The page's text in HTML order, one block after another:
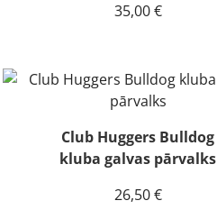
35,00€
Club Huggers Bulldog
kluba galvas pārvalks
26,50€